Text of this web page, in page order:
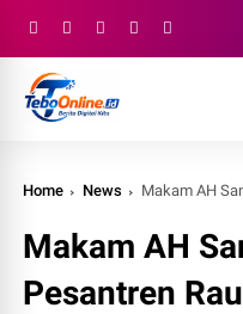
Home News Makam AH Santri Pondok
Makam AH
Pesantren